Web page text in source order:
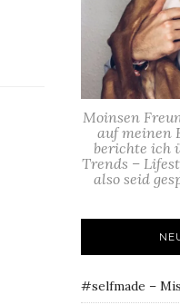
Moinsen
auf meinen
berichte ich
Trends –
also seid
#selfmade –